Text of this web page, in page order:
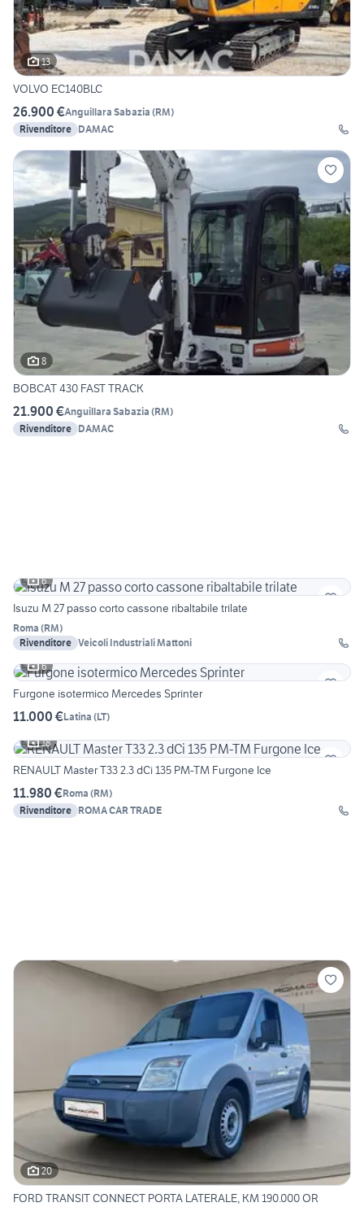
13
VOLVO EC140BLC
26.900 €Anguillara Sabazia (RM)
Rivenditore DAMAC
8
BOBCAT 430 FAST TRACK
21.900 €Anguillara Sabazia (RM)
Rivenditore DAMAC
6
Isuzu M 27 passo corto cassone ribaltabile trilate
Roma (RM)
Rivenditore Veicoli Industriali Mattoni
6
Furgone isotermico Mercedes Sprinter
11.000 €Latina (LT)
18
RENAULT Master T33 2.3 dCi 135 PM-TM Furgone Ice
11.980 €Roma (RM)
Rivenditore ROMA CAR TRADE
20
FORD TRANSIT CONNECT PORTA LATERALE, KM 190.000 OR